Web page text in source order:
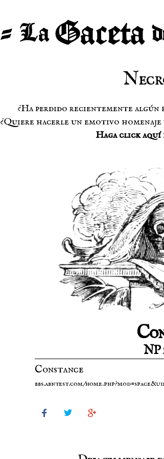
¿Ha perdido recientemente algún
¿Quiere hacerle un emotivo homenaje
Haga click aquí
NP
Constance
bbs.abntest.com/
  